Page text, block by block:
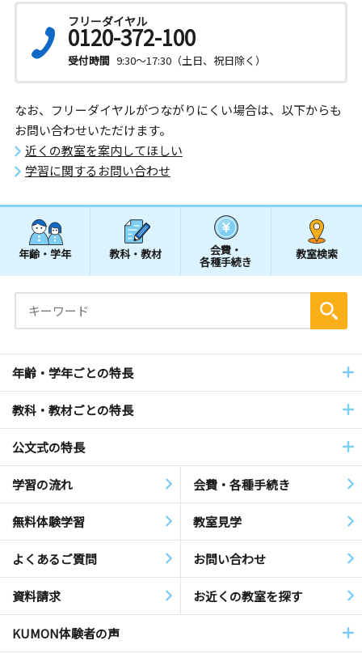
フリーダイヤル
0120-372-100
受付時間 9:30～17:30（土日、祝日除く）
なお、フリーダイヤルがつながりにくい場合は、以下からも
お問い合わせいただけます。
近くの教室を案内してほしい
学習に関するお問い合わせ
年齢・学年 教科・教材 会費・
各種手続き
教室検索
年齢・学年ごとの特長
教科・教材ごとの特長
公文式の特長
学習の流れ 会費・各種手続き
無料体験学習 教室見学
よくあるご質問 お問い合わせ
資料請求 お近くの教室を探す
KUMON体験者の声